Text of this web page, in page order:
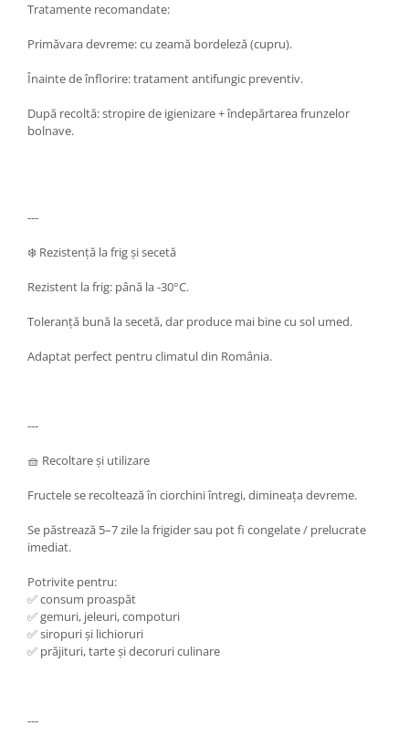
Tratamente recomandate:
Primăvara devreme: cu zeamă bordeleză (cupru).
Înainte de înflorire: tratament antifungic preventiv.
După recoltă: stropire de igienizare + îndepărtarea frunzelor
bolnave.
---
❄️ Rezistență la frig și secetă
Rezistent la frig: până la -30°C.
Toleranță bună la secetă, dar produce mai bine cu sol umed.
Adaptat perfect pentru climatul din România.
---
🧺 Recoltare și utilizare
Fructele se recoltează în ciorchini întregi, dimineața devreme.
Se păstrează 5–7 zile la frigider sau pot fi congelate / prelucrate
imediat.
Potrivite pentru:
✅ consum proaspăt
✅ gemuri, jeleuri, compoturi
✅ siropuri și lichioruri
✅ prăjituri, tarte și decoruri culinare
---